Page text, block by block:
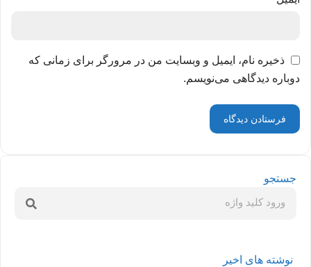
ذخیره نام، ایمیل و وبسایت من در مرورگر برای زمانی که
دوباره دیدگاهی می‌نویسم.
جستجو
نوشته های اخیر